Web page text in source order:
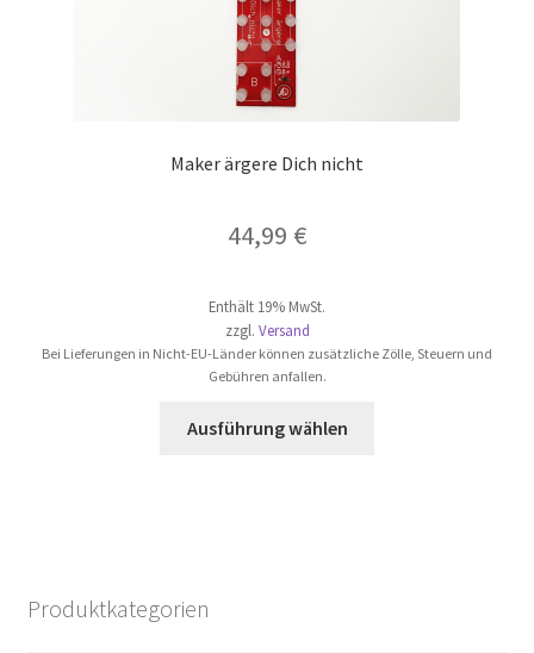
Maker ärgere Dich nicht
44,99 €
Enthält 19% MwSt.
zzgl. Versand
Bei Lieferungen in Nicht-EU-Länder können zusätzliche Zölle, Steuern und
Gebühren anfallen.
Ausführung wählen
Produktkategorien